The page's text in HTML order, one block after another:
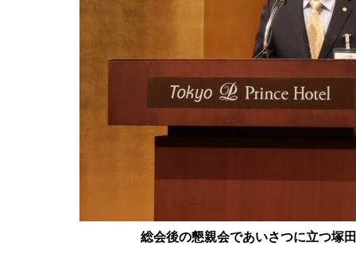
総会後の懇親会であいさつに立つ塚